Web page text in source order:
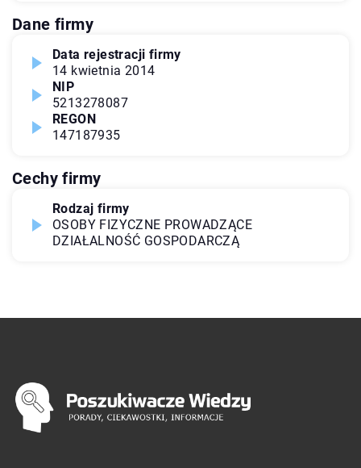
Dane firmy
Data rejestracji firmy
14 kwietnia 2014
NIP
5213278087
REGON
147187935
Cechy firmy
Rodzaj firmy
OSOBY FIZYCZNE PROWADZĄCE
DZIAŁALNOŚĆ GOSPODARCZĄ